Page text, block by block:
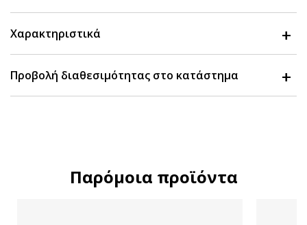
Χαρακτηριστικά
Προβολή διαθεσιμότητας στο κατάστημα
Παρόμοια προϊόντα